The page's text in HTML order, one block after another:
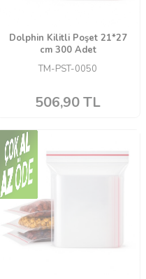
Dolphin Kilitli Poşet 21*27
cm 300 Adet
TM-PST-0050
506,90TL